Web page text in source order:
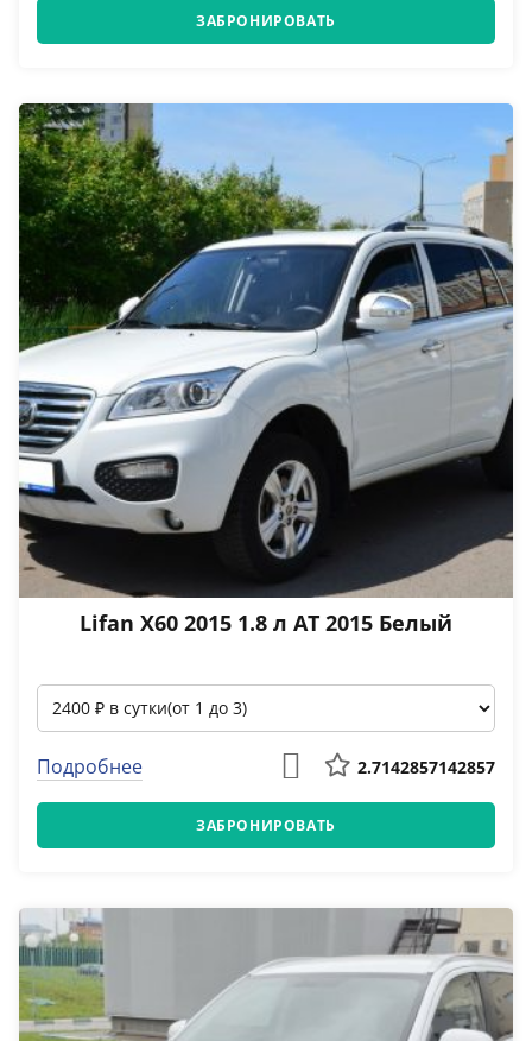
ЗАБРОНИРОВАТЬ
Lifan X60 2015 1.8 л АТ 2015 Белый
Подробнее 2.7142857142857
ЗАБРОНИРОВАТЬ